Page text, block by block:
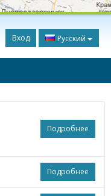
Вход Русский
Подробнее
Подробнее